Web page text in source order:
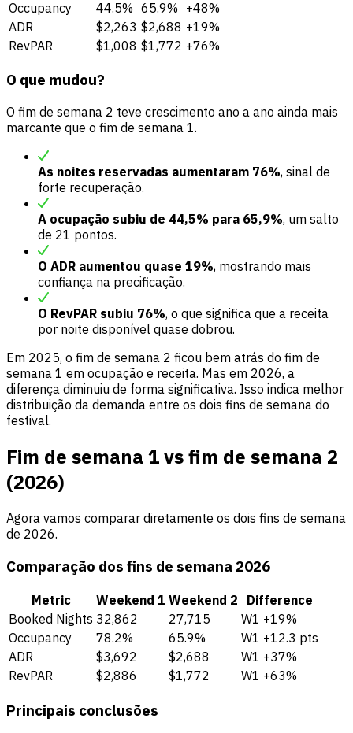
Occupancy 44.5% 65.9% +48%
ADR
$2,263 $2,688 +19%
RevPAR
$1,008 $1,772 +76%
O que mudou?
O fim de semana 2 teve crescimento ano a ano ainda mais
marcante que o fim de semana 1.
As noites reservadas aumentaram 76%, sinal de
forte recuperação.
A ocupação subiu de 44,5% para 65,9%, um salto
de 21 pontos.
O ADR aumentou quase 19%, mostrando mais
confiança na precificação.
O RevPAR subiu 76%, o que significa que a receita
por noite disponível quase dobrou.
Em 2025, o fim de semana 2 ficou bem atrás do fim de
semana 1 em ocupação e receita. Mas em 2026, a
diferença diminuiu de forma significativa. Isso indica melhor
distribuição da demanda entre os dois fins de semana do
festival.
Fim de semana 1 vs fim de semana 2
(2026)
Agora vamos comparar diretamente os dois fins de semana
de 2026.
Comparação dos fins de semana 2026
Metric Weekend 1 Weekend 2
Difference
Booked Nights 32,862 27,715
W1 +19%
Occupancy
78.2% 65.9%
W1 +12.3 pts
ADR
$3,692 $2,688
W1 +37%
RevPAR
$2,886 $1,772 W1 +63%
Principais conclusões